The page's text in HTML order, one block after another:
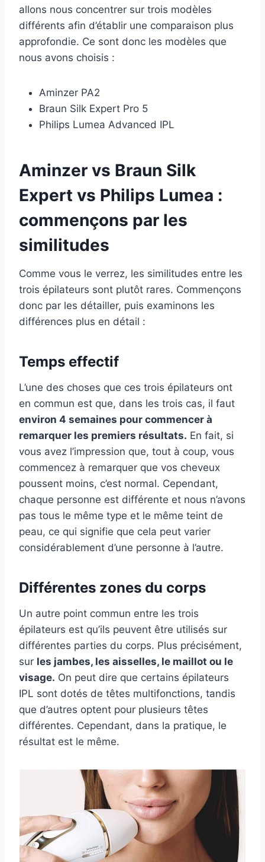
allons nous concentrer sur trois modèles
différents afin d’établir une comparaison plus
approfondie. Ce sont donc les modèles que
nous avons choisis :
Aminzer PA2
Braun Silk Expert Pro 5
Philips Lumea Advanced IPL
Aminzer vs Braun Silk
Expert vs Philips Lumea :
commençons par les
similitudes
Comme vous le verrez, les similitudes entre les
trois épilateurs sont plutôt rares. Commençons
donc par les détailler, puis examinons les
différences plus en détail :
Temps effectif
L’une des choses que ces trois épilateurs ont
en commun est que, dans les trois cas, il faut
environ 4 semaines pour commencer à
remarquer les premiers résultats. En fait, si
vous avez l’impression que, tout à coup, vous
commencez à remarquer que vos cheveux
poussent moins, c’est normal. Cependant,
chaque personne est différente et nous n’avons
pas tous le même type et le même teint de
peau, ce qui signifie que cela peut varier
considérablement d’une personne à l’autre.
Différentes zones du corps
Un autre point commun entre les trois
épilateurs est qu’ils peuvent être utilisés sur
différentes parties du corps. Plus précisément,
sur les jambes, les aisselles, le maillot ou le
visage. On peut dire que certains épilateurs
IPL sont dotés de têtes multifonctions, tandis
que d’autres optent pour plusieurs têtes
différentes. Cependant, dans la pratique, le
résultat est le même.